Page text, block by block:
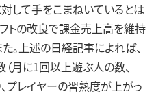
して手をこまねいているとは
フトの改良で課金売上高を維持
。上述の日経記事によれば、
月に1回以上遊ぶ人の数、
プレイヤーの習熟度が上がっ